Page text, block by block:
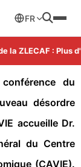
ZLECAF : Plus
FR
du
désordre
accueille Dr.
du Centre
(CAVIE).